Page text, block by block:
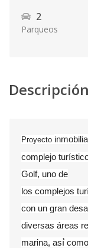
2
Parqueos
Descripción
Proyecto
complejo
Golf, uno de
los complejos
con un gran
diversas áreas
marina, así́